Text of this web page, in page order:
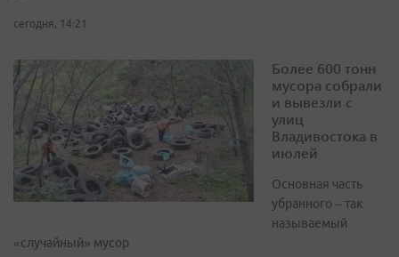
сегодня, 14:21
Более 600 тонн
мусора собрали
и вывезли с
улиц
Владивостока в
июлей
Основная часть
убранного – так
называемый
«случайный» мусор